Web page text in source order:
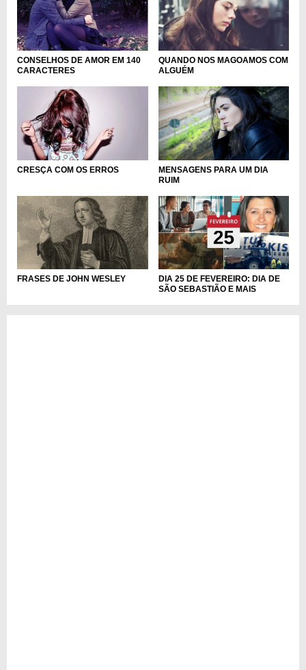
CONSELHOS DE AMOR EM 140
CARACTERES
QUANDO NOS MAGOAMOS COM
ALGUÉM
CRESÇA COM OS ERROS
MENSAGENS PARA UM DIA
RUIM
FRASES DE JOHN WESLEY
DIA 25 DE FEVEREIRO: DIA DE
SÃO SEBASTIÃO E MAIS